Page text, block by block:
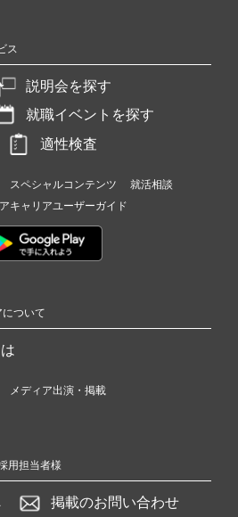
ス
説明会を探す
就職イベントを探す
適性検査
スペシャルコンテンツ
就活相談
キャリアユーザーガイド
ついて
メディア出演・掲載
用担当者様
掲載のお問い合わせ